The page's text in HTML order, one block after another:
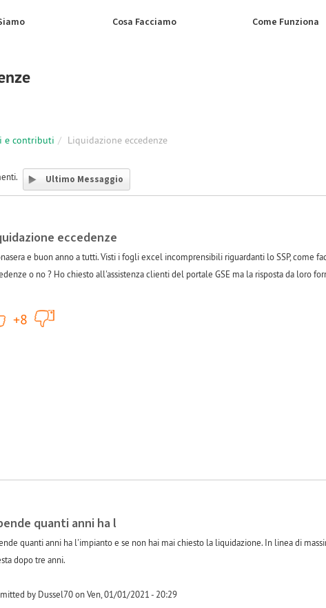
Cosa Facciamo Come Funziona
e contributi Liquidazione eccedenze
Ultimo Messaggio
eccedenze
e buon anno a tutti. Visti i fogli excel incomprensibili riguardanti lo SSP, come
o no ? Ho chiesto all'assistenza clienti del portale GSE ma la risposta da loro
+1
+8
quanti anni ha l
quanti anni ha l'impianto e se non hai mai chiesto la liquidazione. In linea di
dopo tre anni.
by Dussel70 on Ven, 01/01/2021 - 20:29